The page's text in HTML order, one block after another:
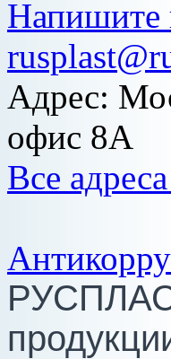
Напишите
Адрес:
офис 8А
Все